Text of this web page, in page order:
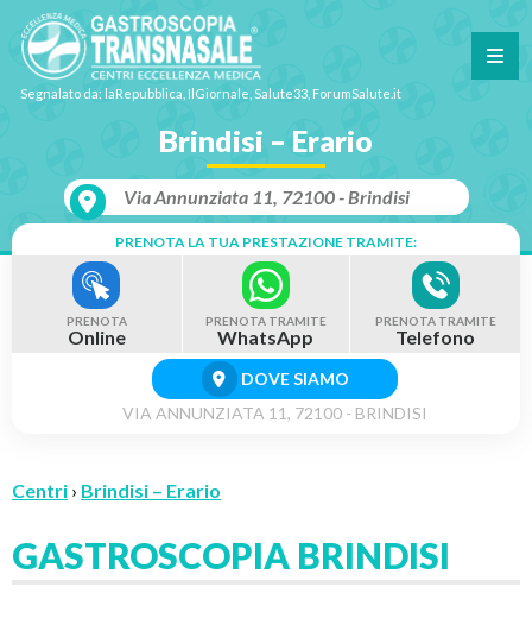
Segnalato da: laRepubblica, IlGiornale, Salute33, ForumSalute.it
Brindisi – Erario
Via Annunziata 11, 72100 - Brindisi
PRENOTA LA TUA PRESTAZIONE TRAMITE:
PRENOTA
Online
PRENOTA TRAMITE
WhatsApp
PRENOTA TRAMITE
Telefono
DOVE SIAMO
VIA ANNUNZIATA 11, 72100 - BRINDISI
Centri › Brindisi – Erario
GASTROSCOPIA BRINDISI